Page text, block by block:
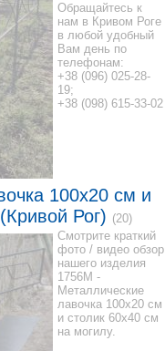
Обращайтесь к
нам в Кривом Роге
в любой удобный
Вам день по
телефонам:
+38 (096) 025-28-
19;
+38 (098) 615-33-02
100x20 см и
Рог) (20)
Смотрите краткий
фото / видео обзор
нашего изделия
1756M -
Металлические
лавочка 100x20 см
и столик 60x40 см
на могилу.